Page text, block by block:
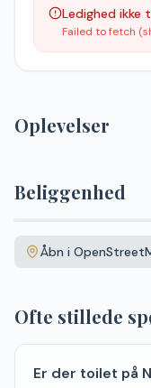
Ledighed ikke
Failed to fetch
Oplevelser
Beliggenhed
+Åbn i
Ofte stillede
Er der toilet på